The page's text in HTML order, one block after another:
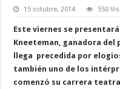
15 octubre, 2014 550
Este viernes se presentará
Kneeteman, ganadora
llega precedida por
también uno de los
comenzó su carrera